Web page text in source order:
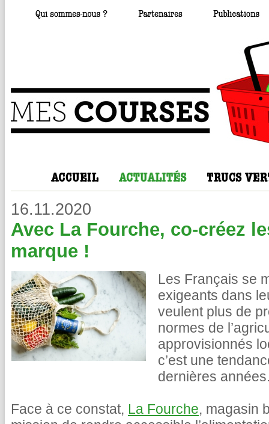
16.11.2020
Avec La Fourche, co-créez
marque !
Les Français se
exigeants dans
veulent plus de
normes de
approvisionnés
c’est une
dernières
Face à ce constat, La Fourche, magasin